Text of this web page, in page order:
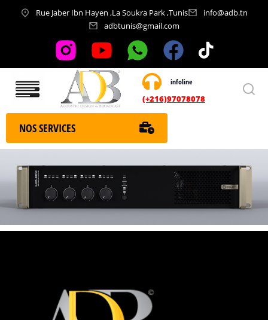
Rue Jaber Ibn Hayen ,La Soukra Park ,Tunis
info@adb.tn
adbtunis@gmail.com
infoline
(+216)97078078
Nos services
NOS SERVICES